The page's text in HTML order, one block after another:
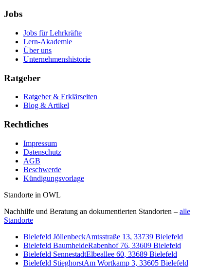
Jobs
Jobs für Lehrkräfte
Lern-Akademie
Über uns
Unternehmenshistorie
Ratgeber
Ratgeber & Erklärseiten
Blog & Artikel
Rechtliches
Impressum
Datenschutz
AGB
Beschwerde
Kündigungsvorlage
Standorte in OWL
Nachhilfe und Beratung an dokumentierten Standorten – alle
Standorte
Bielefeld JöllenbeckAmtsstraße 13, 33739 Bielefeld
Bielefeld BaumheideRabenhof 76, 33609 Bielefeld
Bielefeld SennestadtElbeallee 60, 33689 Bielefeld
Bielefeld StieghorstAm Wortkamp 3, 33605 Bielefeld